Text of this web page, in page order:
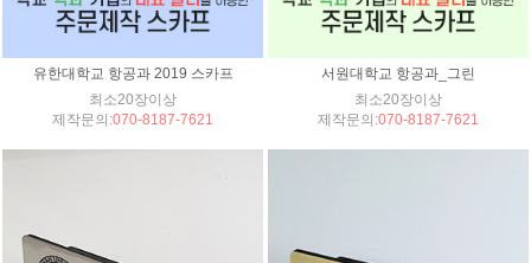
유한대학교 항공과 2019 스카프
최소20장이상
제작문의:070-8187-7621
서원대학교 항공과_그린
최소20장이상
제작문의:070-8187-7621